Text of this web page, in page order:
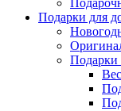
Подарки для